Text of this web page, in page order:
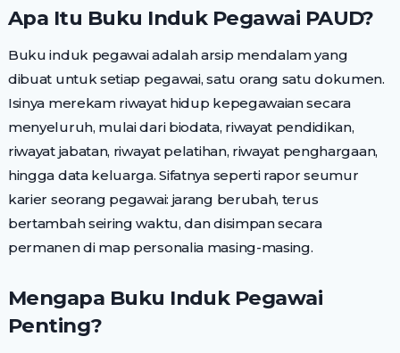
Apa Itu Buku Induk Pegawai PAUD?
Buku induk pegawai adalah arsip mendalam yang
dibuat untuk setiap pegawai, satu orang satu dokumen.
Isinya merekam riwayat hidup kepegawaian secara
menyeluruh, mulai dari biodata, riwayat pendidikan,
riwayat jabatan, riwayat pelatihan, riwayat penghargaan,
hingga data keluarga. Sifatnya seperti rapor seumur
karier seorang pegawai: jarang berubah, terus
bertambah seiring waktu, dan disimpan secara
permanen di map personalia masing-masing.
Mengapa Buku Induk Pegawai
Penting?